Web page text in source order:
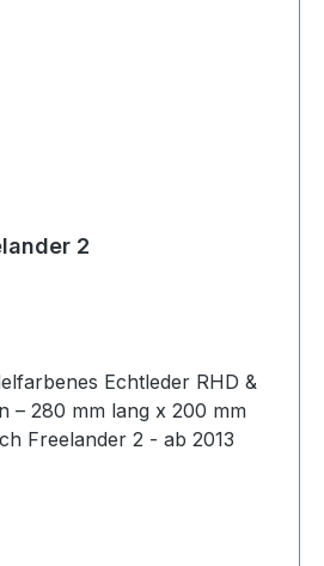
2
Echtleder RHD &
– 280 mm lang x 200 mm
breit x 220 mm hoch Freelander 2 - ab 2013